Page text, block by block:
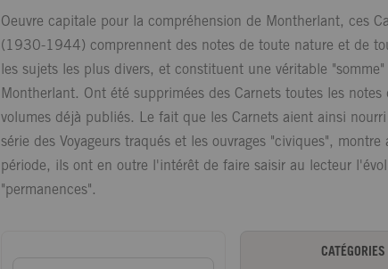
Oeuvre capitale pour la compréhension de Montherlant, ces
(1930-1944) comprennent des notes de toute nature et de
les sujets les plus divers, et constituent une véritable
Montherlant. Ont été supprimées des Carnets toutes les
volumes déjà publiés. Le fait que les Carnets aient ainsi
série des Voyageurs traqués et les ouvrages "civiques",
période, ils ont en outre l'intérêt de faire saisir au lecteur
"permanences".
CATÉGORIES